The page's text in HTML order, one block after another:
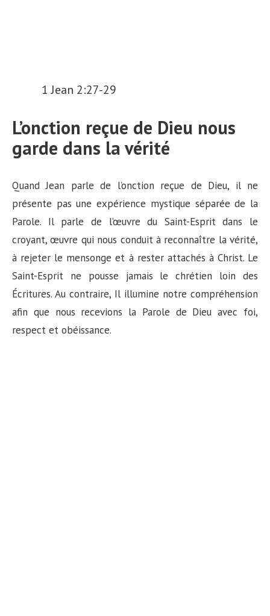
1 Jean 2:27-29
L’onction reçue de Dieu nous
garde dans la vérité
Quand Jean parle de l’onction reçue de Dieu, il ne
présente pas une expérience mystique séparée de la
Parole. Il parle de l’œuvre du Saint-Esprit dans le
croyant, œuvre qui nous conduit à reconnaître la vérité,
à rejeter le mensonge et à rester attachés à Christ. Le
Saint-Esprit ne pousse jamais le chrétien loin des
Écritures. Au contraire, Il illumine notre compréhension
afin que nous recevions la Parole de Dieu avec foi,
respect et obéissance.